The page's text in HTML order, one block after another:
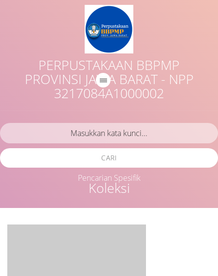
PERPUSTAKAAN BBPMP
PROVINSI JAWA BARAT - NPP
3217084A1000002
Koleksi
CARI
Pencarian Spesifik